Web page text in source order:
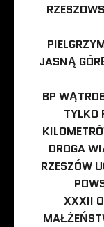
JASNĄ
BP
TYLKO
DROGA
RZESZÓW
XXXII